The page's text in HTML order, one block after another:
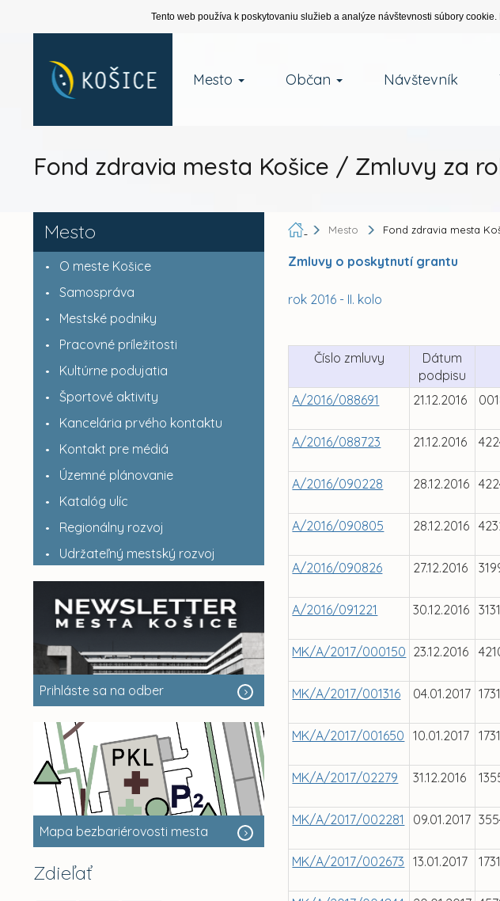
Tento web používa k poskytovaniu služieb a analýze návštevnosti súbory
Mesto Občan Návštevník
Fond zdravia mesta Košice / Zmluvy za
Mesto
O meste Košice
Samospráva
Mestské podniky
Pracovné príležitosti
Kultúrne podujatia
Športové aktivity
Kancelária prvého kontaktu
Kontakt pre médiá
Územné plánovanie
Katalóg ulíc
Regionálny rozvoj
Udržateľný mestský rozvoj
Prihláste sa na odber
Mapa bezbariérovosti mesta
Zdieľať
Mesto Fond zdravia mesta
Zmluvy o poskytnutí grantu
rok 2016 - II. kolo
Číslo zmluvy
Dátum
podpisu
A/2016/088691 21.12.2016
A/2016/088723 21.12.2016
A/2016/090228 28.12.2016
A/2016/090805 28.12.2016
A/2016/090826 27.12.2016
A/2016/091221 30.12.2016
MK/A/2017/000150 23.12.2016
MK/A/2017/001316 04.01.2017
MK/A/2017/001650 10.01.2017
MK/A/2017/02279 31.12.2016
MK/A/2017/002281 09.01.2017
MK/A/2017/002673 13.01.2017